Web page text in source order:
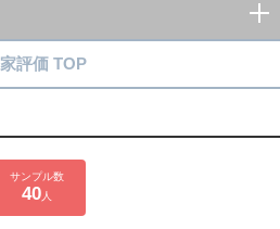
評価 TOP
サンプル数
40 人